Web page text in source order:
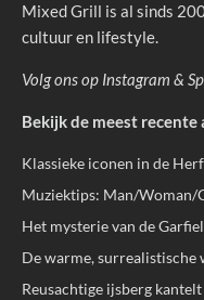
Mixed Grill is al sinds
cultuur en lifestyle.
Volg ons op Instagram &
Bekijk de meest recente
Klassieke iconen in de
Muziektips: Man/Woman/
Het mysterie van de
De warme,
Reusachtige ijsberg